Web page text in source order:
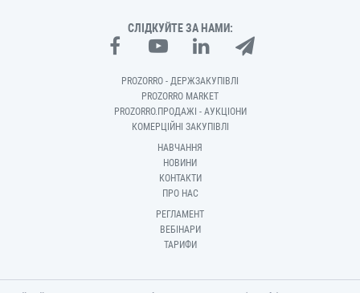
СЛІДКУЙТЕ ЗА НАМИ:
PROZORRO - ДЕРЖЗАКУПІВЛІ
PROZORRO MARKET
PROZORRO.ПРОДАЖІ - АУКЦІОНИ
КОМЕРЦІЙНІ ЗАКУПІВЛІ
НАВЧАННЯ
НОВИНИ
КОНТАКТИ
ПРО НАС
РЕГЛАМЕНТ
ВЕБІНАРИ
ТАРИФИ